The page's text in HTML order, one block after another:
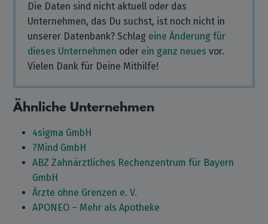
Die Daten sind nicht aktuell oder das
Unternehmen, das Du suchst, ist noch nicht in
unserer Datenbank? Schlag eine Änderung für
dieses Unternehmen oder ein ganz neues vor.
Vielen Dank für Deine Mithilfe!
Ähnliche Unternehmen
4sigma GmbH
7Mind GmbH
ABZ Zahnärztliches Rechenzentrum für Bayern
GmbH
Ärzte ohne Grenzen e. V.
APONEO – Mehr als Apotheke